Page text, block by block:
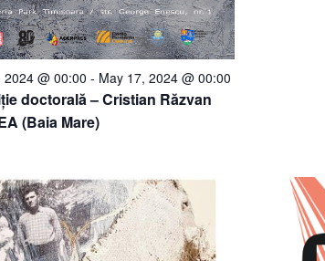
doctorală – Cristian Răzvan
(Baia Mare)
2024 @ 00:00 - May 17, 2024 @ 00:00